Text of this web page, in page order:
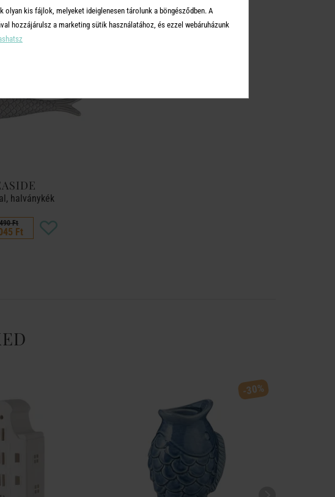
-30%
halványkék
Ft
Ft
-30%
olyan kis fájlok, melyeket ideiglenesen tárolunk a böngésződben. A
hozzájárulsz a marketing sütik használatához, és ezzel webáruházunk